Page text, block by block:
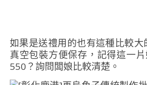
如果是送禮用的也有這種比較大
真空包裝方便保存，記得這一
550？詢問闆娘比較清楚。